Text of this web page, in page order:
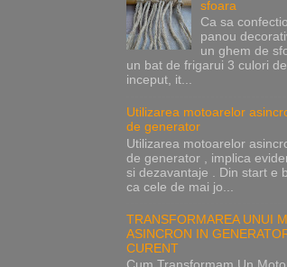
sfoara
Ca sa
panou
un ghem de
un bat de frigarui 3 culori
inceput, it...
Utilizarea motoarelor
de generator
Utilizarea motoarelor
de generator , implica
si dezavantaje . Din start e
ca cele de mai jo...
TRANSFORMAREA UNUI
ASINCRON IN
CURENT